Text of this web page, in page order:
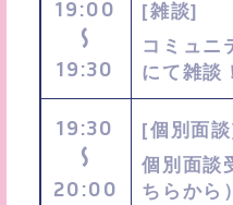
19:00
〜
19:30
[雑談]
コミュニ
にて雑談
19:30
〜
20:00
[個別面
個別面談
ちらから）